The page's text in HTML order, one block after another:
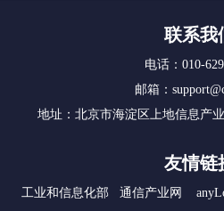
联系我
电话：010-
邮箱：
地址：北京市海淀区上地信息产
友情链
工业和信息化部 通信产业网